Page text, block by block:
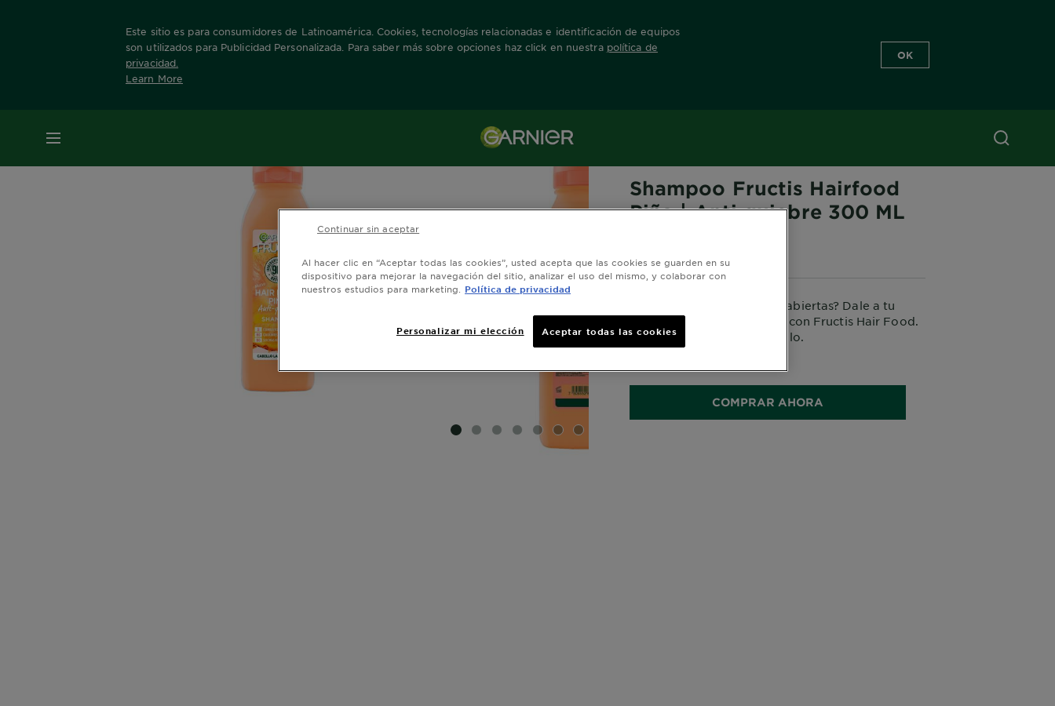
Este sitio es para consumidores de Latinoamérica. Cookies, tecnologías relacionadas e identificación de equipos
son utilizados para Publicidad Personalizada. Para saber más sobre opciones haz click en nuestra política de
privacidad
Learn More
OK
MENÚ
Home Hair Food
SLIDE 1SLIDE 2
SLIDE 3
SLIDE 4
SLIDE 5
SLIDE 6SLIDE 7
Shampoo Fructis Hairfood
Piña | Anti quiebre 300 ML
¿Cabello dañado y puntas abiertas? Dale a tu
cabello el poder de la piña con Fructis Hair Food.
Repara y fortalece tu cabello.
COMPRAR AHORA
Al hacer clic en “Aceptar todas las cookies”, usted acepta que las cookies se guarden en su
dispositivo para mejorar la navegación del sitio, analizar el uso del mismo, y colaborar con
nuestros estudios para marketing.
Política de privacidad
Personalizar mi elección Aceptar todas las cookies
Continuar sin aceptar